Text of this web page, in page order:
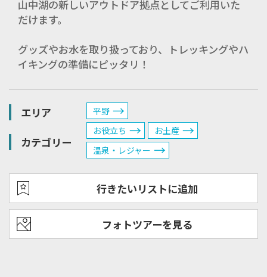
山中湖の新しいアウトドア拠点としてご利用いた
だけます。
グッズやお水を取り扱っており、トレッキングやハ
イキングの準備にピッタリ！
エリア 平野
カテゴリー
お役立ち
お土産
温泉・レジャー
行きたいリストに追加
フォトツアーを見る